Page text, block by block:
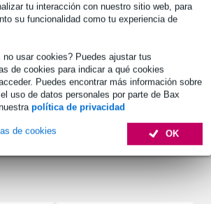
tu interacción con nuestro sitio web, para
su funcionalidad como tu experiencia de
no usar cookies? Puedes ajustar tus
de cookies para indicar a qué cookies
Puedes encontrar más información sobre
uso de datos personales por parte de Bax
política de privacidad
OK
de cookies